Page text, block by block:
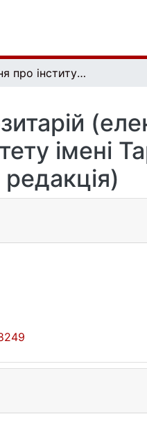
Положення про інституційний репозитарій (електронний архів) Київського національного університету імені Тараса Шевченка еKNUTSHIR (нова редакція)
імені